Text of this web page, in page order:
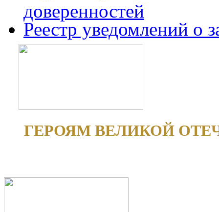
доверенностей
Реестр уведомлений о
ГЕРОЯМ ВЕЛИКОЙ